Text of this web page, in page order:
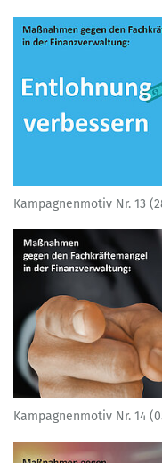
Kampagnenmotiv Nr. 13
Kampagnenmotiv Nr. 14